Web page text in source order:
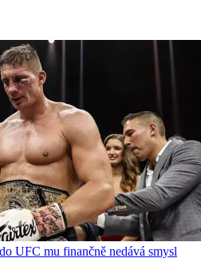
UFC mu finančně nedává smysl